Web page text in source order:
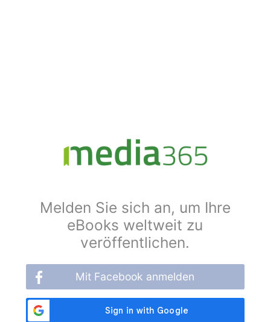
Melden Sie sich an, um Ihre
eBooks weltweit zu
veröffentlichen.
Mit Facebook anmelden